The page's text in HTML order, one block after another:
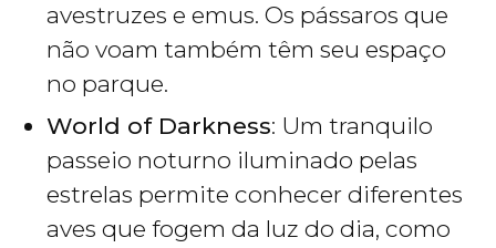
avestruzes e emus. Os pássaros que
não voam também têm seu espaço
no parque.
World of Darkness: Um tranquilo
passeio noturno iluminado pelas
estrelas permite conhecer diferentes
aves que fogem da luz do dia, como